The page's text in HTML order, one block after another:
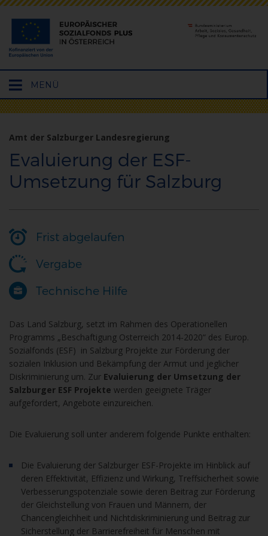
Hauptmenü
öffnen
MENÜ
Amt der Salzburger Landesregierung
Evaluierung der ESF-
Umsetzung für Salzburg
Frist abgelaufen
Vergabe
Technische Hilfe
Das Land Salzburg, setzt im Rahmen des Operationellen
Programms „Beschaftigung Osterreich 2014-2020“ des Europ.
Sozialfonds (ESF) in Salzburg Projekte zur Förderung der
sozialen Inklusion und Bekämpfung der Armut und jeglicher
Diskriminierung um. Zur Evaluierung der Umsetzung der
Salzburger ESF Projekte werden geeignete Träger
aufgefordert, Angebote einzureichen.
Die Evaluierung soll unter anderem folgende Punkte enthalten:
Die Evaluierung der Salzburger ESF-Projekte im Hinblick auf
deren Effektivität, Effizienz und Wirkung, Treffsicherheit sowie
Verbesserungspotenziale sowie deren Beitrag zur Förderung
der Gleichstellung von Frauen und Männern, der
Chancengleichheit und Nichtdiskriminierung und Beitrag zur
Sicherstellung der Barrierefreiheit für Menschen mit